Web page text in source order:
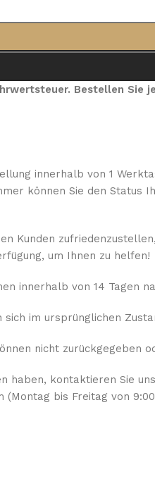
Bestellen Sie
innerhalb von 1
können Sie den Status
Kunden
um Ihnen zu helfen!
innerhalb von 14 Tagen
sich im ursprünglichen
nicht zurückgegeben
haben, kontaktieren Sie
(Montag bis Freitag von